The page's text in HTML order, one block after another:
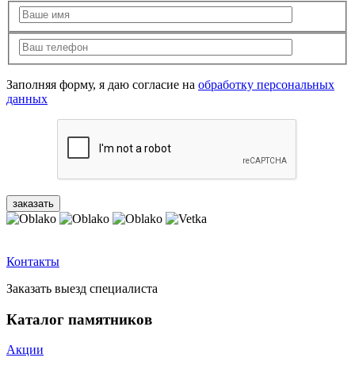
Заполняя форму, я даю согласие на обработку персональных
данных
Контакты
Заказать выезд специалиста
Каталог памятников
Акции